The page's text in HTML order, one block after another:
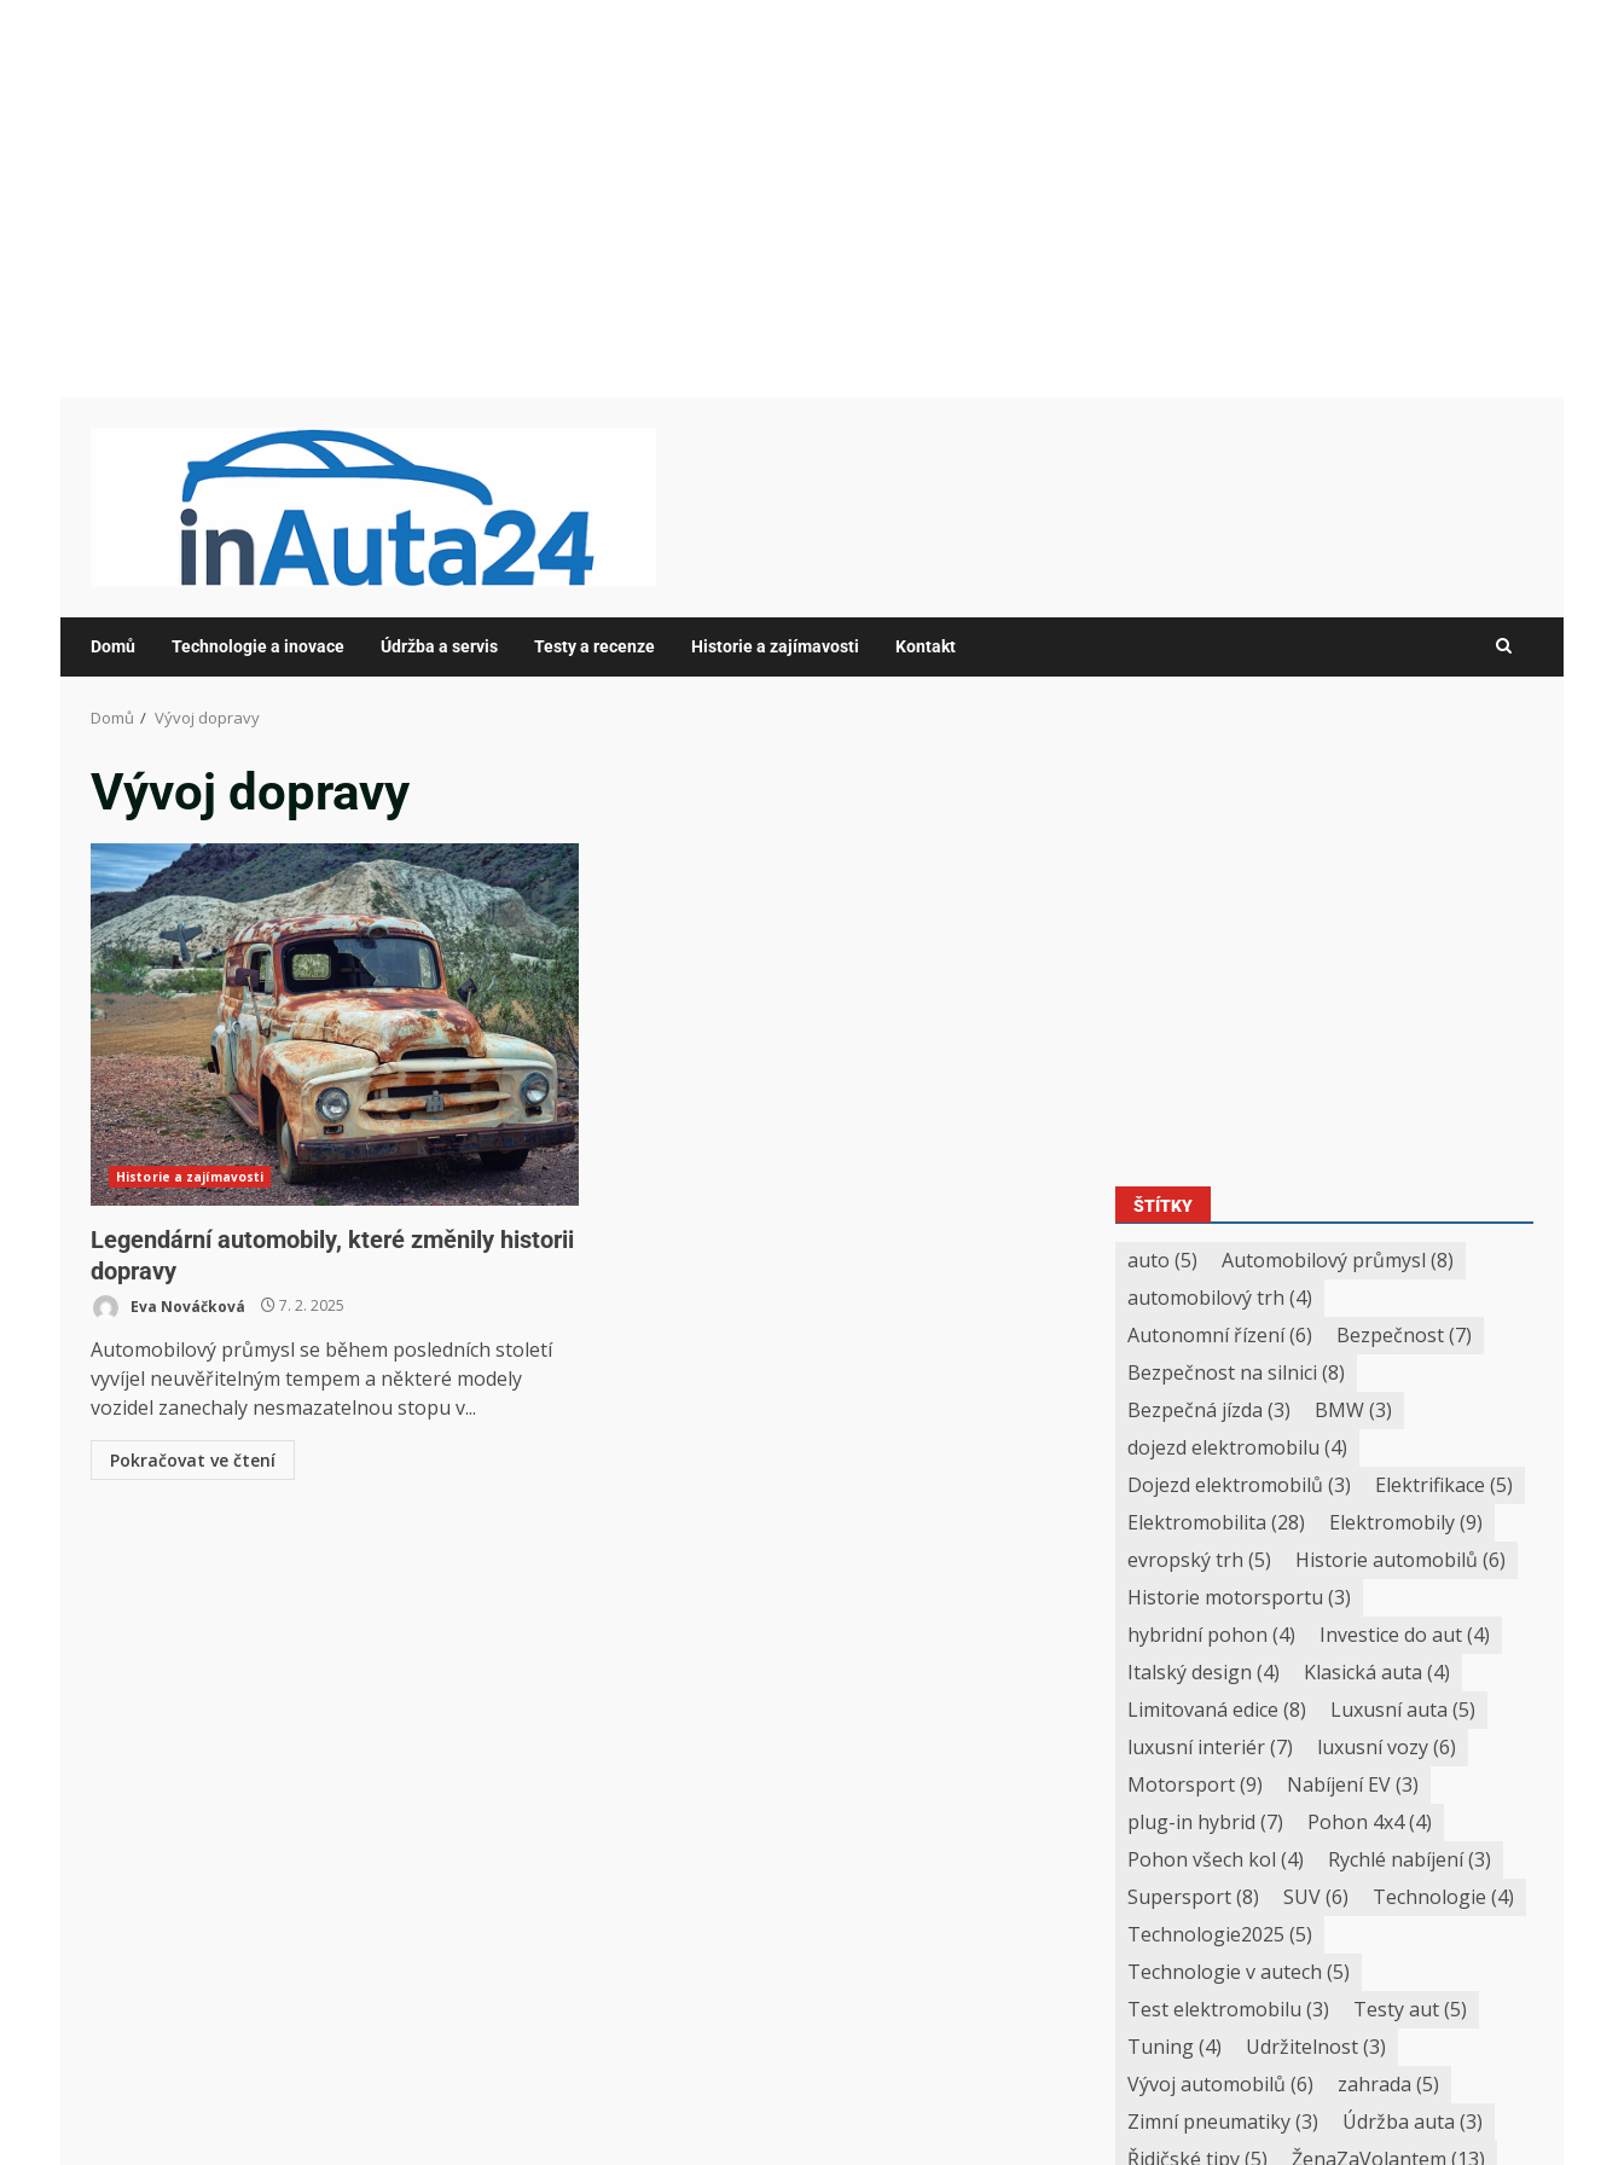
Domů Technologie a inovace Údržba a servis Testy a recenze Historie a zajímavosti Kontakt
Domů Vývoj dopravy
Vývoj dopravy
Historie a zajímavosti
Legendární automobily, které změnily historii
dopravy
Eva Nováčková 7. 2. 2025
Automobilový průmysl se během posledních století
vyvíjel neuvěřitelným tempem a některé modely
vozidel zanechaly nesmazatelnou stopu v...
Pokračovat ve čtení
ŠTÍTKY
auto (5) Automobilový průmysl (8)
automobilový trh (4)
Autonomní řízení(6) Bezpečnost(7)
Bezpečnost na silnici (8)
Bezpečná jízda (3) BMW(3)
dojezd elektromobilu (4)
Dojezd elektromobilů (3) Elektrifikace (5)
Elektromobilita (28) Elektromobily(9)
evropský trh (5) Historie automobilů (6)
Historie motorsportu (3)
hybridní pohon (4) Investice do aut(4)
Italský design (4) Klasická auta (4)
Limitovaná edice (8) Luxusní auta (5)
luxusní interiér(7) luxusní vozy(6)
Motorsport(9) Nabíjení EV(3)
plug-in hybrid (7) Pohon 4x4(4)
Pohon všech kol (4) Rychlé nabíjení(3)
Supersport(8) SUV(6) Technologie (4)
Technologie2025 (5)
Technologie v autech (5)
Test elektromobilu (3) Testy aut(5)
Tuning(4) Udržitelnost(3)
Vývoj automobilů (6) zahrada (5)
Zimní pneumatiky(3) Údržba auta (3)
Řidičské tipy(5) ŽenaZaVolantem (13)